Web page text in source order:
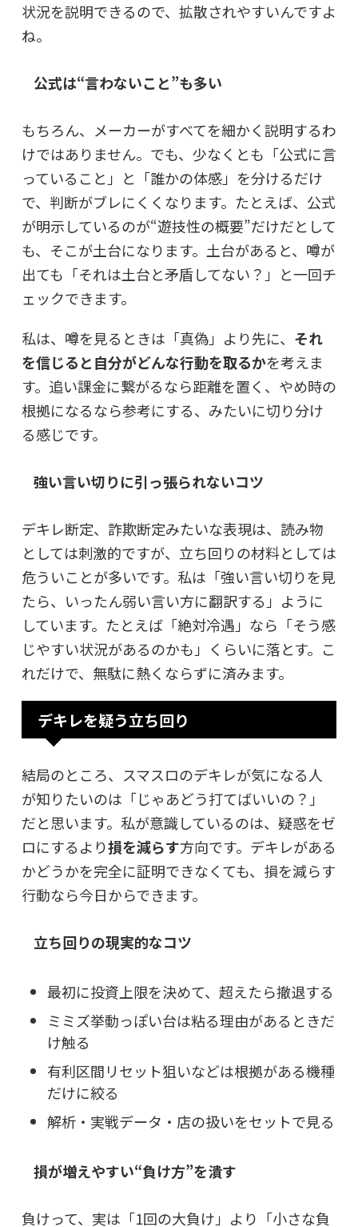
状況を説明できるので、拡散されやすいんですよ
ね。
公式は“言わないこと”も多い
もちろん、メーカーがすべてを細かく説明するわ
けではありません。でも、少なくとも「公式に言
っていること」と「誰かの体感」を分けるだけ
で、判断がブレにくくなります。たとえば、公式
が明示しているのが“遊技性の概要”だけだとして
も、そこが土台になります。土台があると、噂が
出ても「それは土台と矛盾してない？」と一回チ
ェックできます。
私は、噂を見るときは「真偽」より先に、 それ
を信じると自分がどんな行動を取るかを考えま
す。追い課金に繋がるなら距離を置く、やめ時の
根拠になるなら参考にする、みたいに切り分け
る感じです。
強い言い切りに引っ張られないコツ
デキレ断定、詐欺断定みたいな表現は、読み物
としては刺激的ですが、立ち回りの材料としては
危ういことが多いです。私は「強い言い切りを見
たら、いったん弱い言い方に翻訳する」ように
しています。たとえば「絶対冷遇」なら「そう感
じやすい状況があるのかも」くらいに落とす。こ
れだけで、無駄に熱くならずに済みます。
デキレを疑う立ち回り
結局のところ、スマスロのデキレが気になる人
が知りたいのは「じゃあどう打てばいいの？」
だと思います。私が意識しているのは、疑惑をゼ
ロにするより損を減らす方向です。デキレがある
かどうかを完全に証明できなくても、損を減らす
行動なら今日からできます。
立ち回りの現実的なコツ
最初に投資上限を決めて、超えたら撤退する
ミミズ挙動っぽい台は粘る理由があるときだ
け触る
有利区間リセット狙いなどは根拠がある機種
だけに絞る
解析・実戦データ・店の扱いをセットで見る
損が増えやすい“負け方”を潰す
負けって、実は「1回の大負け」より「小さな負